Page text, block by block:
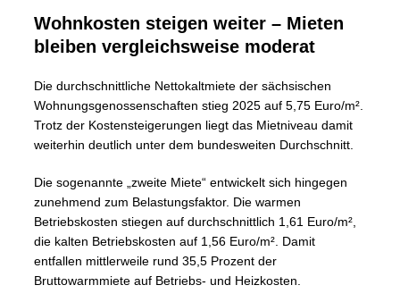
Wohnkosten steigen weiter – Mieten
bleiben vergleichsweise moderat
Die durchschnittliche Nettokaltmiete der sächsischen
Wohnungsgenossenschaften stieg 2025 auf 5,75 Euro/m².
Trotz der Kostensteigerungen liegt das Mietniveau damit
weiterhin deutlich unter dem bundesweiten Durchschnitt.
Die sogenannte „zweite Miete“ entwickelt sich hingegen
zunehmend zum Belastungsfaktor. Die warmen
Betriebskosten stiegen auf durchschnittlich 1,61 Euro/m²,
die kalten Betriebskosten auf 1,56 Euro/m². Damit
entfallen mittlerweile rund 35,5 Prozent der
Bruttowarmmiete auf Betriebs- und Heizkosten.